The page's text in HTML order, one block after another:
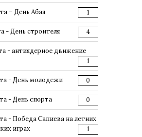
– День Абая 1
- День строителя 4
- антиядерное движение
1
- День молодежи 0
- День спорта 0
- Победа Сапиева на летних
играх
1